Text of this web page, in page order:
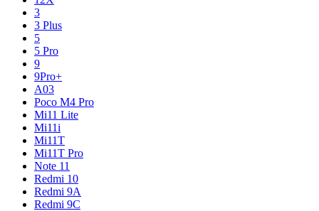
3
3 Plus
5
5 Pro
9
9Pro+
A03
Poco M4 Pro
Mi11 Lite
Mi11i
Mi11T
Mi11T Pro
Note 11
Redmi 10
Redmi 9A
Redmi 9C